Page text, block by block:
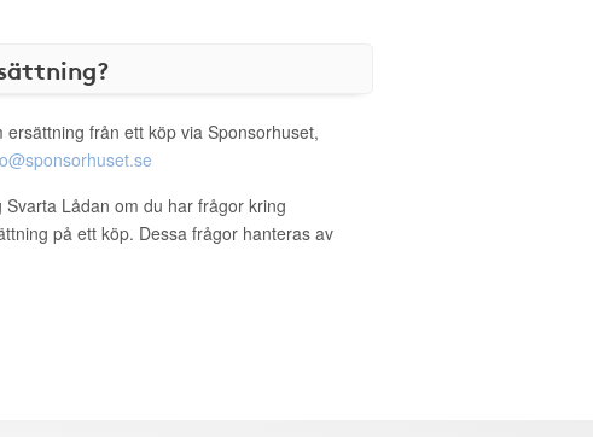
från ett köp via Sponsorhuset,
Svarta Lådan om du har frågor kring
på ett köp. Dessa frågor hanteras av